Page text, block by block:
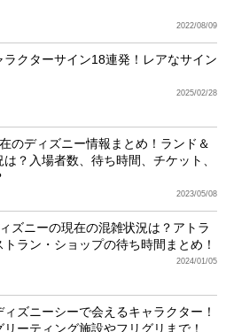
2022/08/09
ラクターサイン18連発！レアなサイン
2025/02/28
のディズニー情報まとめ！ランド＆
？入場者数、待ち時間、チケット、
2023/05/08
ズニーの現在の混雑状況は？アトラ
ラン・ショップの待ち時間まとめ！
2024/01/05
ィズニーシーで会えるキャラクター！
ーティング施設やフリグリまで！